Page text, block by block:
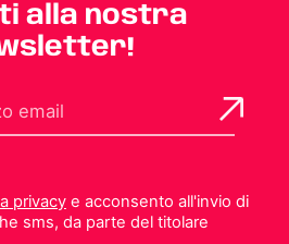
alla nostra
privacye acconsento all'invio di
sms, da parte del titolare